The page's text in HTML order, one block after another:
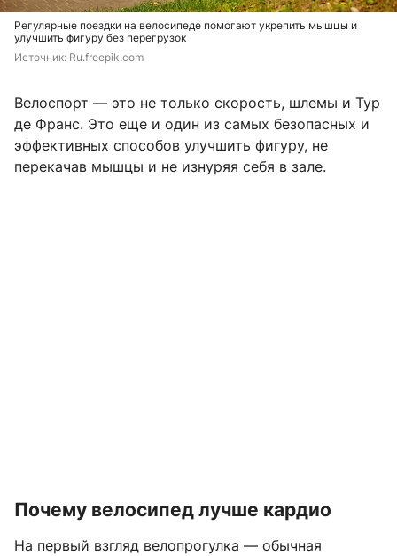
Регулярные поездки на велосипеде помогают укрепить мышцы и
улучшить фигуру без перегрузок
Источник: Ru.freepik.com
Велоспорт — это не только скорость, шлемы и Тур
де Франс. Это еще и один из самых безопасных и
эффективных способов улучшить фигуру, не
перекачав мышцы и не изнуряя себя в зале.
Почему велосипед лучше кардио
На первый взгляд велопрогулка — обычная